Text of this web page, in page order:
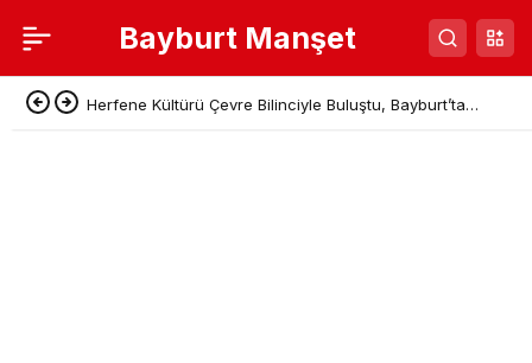
Bayburt Manşet
Herfene Kültürü Çevre Bilinciyle Buluştu, Bayburt’ta